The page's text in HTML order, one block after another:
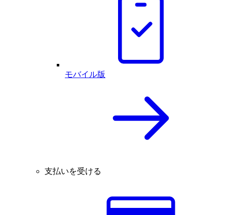
モバイル版
支払いを受ける